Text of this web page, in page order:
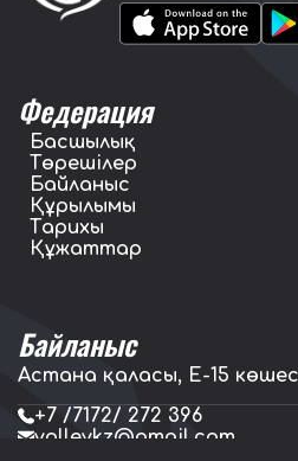
Федерация
Басшылық
Төрешілер
Байланыс
Құрылымы
Тарихы
Құжаттар
Байланыс
Астана қаласы, E-15
+7 /7172/ 272 396
volleykz@gmail.com